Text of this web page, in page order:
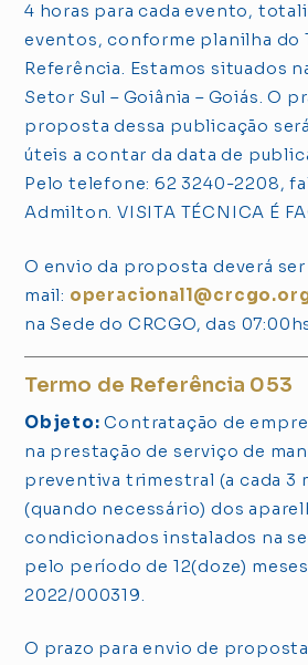
4 horas para cada evento,
eventos, conforme planilha do
Referência. Estamos situados na
Setor Sul – Goiânia – Goiás. O
proposta dessa publicação
úteis a contar da data de
Pelo telefone: 62 3240-2208,
Admilton. VISITA TÉCNICA É
O envio da proposta deverá
mail:
na Sede do CRCGO, das
Termo de Referência 053
Objeto: Contratação de
na prestação de serviço de
preventiva trimestral (a cada 3
(quando necessário) dos
condicionados instalados na
pelo período de 12(doze)
2022/000319.
O prazo para envio de